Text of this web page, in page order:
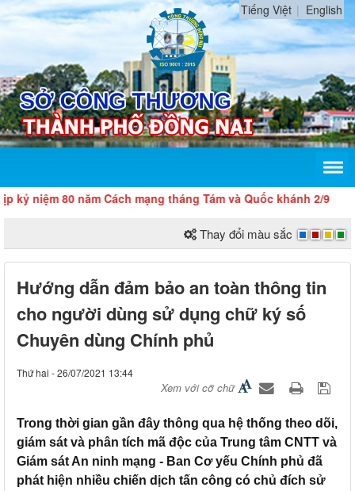
Tiếng Việt English
năm Cách mạng tháng Tám và Quốc khánh 2/9
Thay đổi màu sắc
Hướng dẫn đảm bảo an toàn thông tin
cho người dùng sử dụng chữ ký số
Chuyên dùng Chính phủ
Thứ hai - 26/07/2021 13:44
Xem với cỡ chữ
Trong thời gian gần đây thông qua hệ thống theo dõi,
giám sát và phân tích mã độc của Trung tâm CNTT và
Giám sát An ninh mạng - Ban Cơ yếu Chính phủ đã
phát hiện nhiều chiến dịch tấn công có chủ đích sử